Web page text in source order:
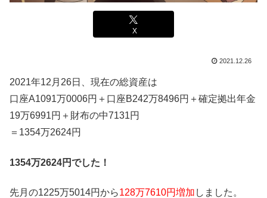
X
2021.12.26
2021年12月26日、現在の総資産は
口座A1091万0006円＋口座B242万8496円 ＋確定拠出年金
19万6991円＋財布の中7131円
＝1354万2624円
1354万2624円でした！
先月の1225万5014円から128万7610円増加 しました。